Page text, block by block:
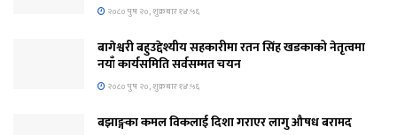
२०८० पुष २०, शुक्रबार १४:५६
बागेश्वरी बहुउद्देश्यीय सहकारीमा रतन सिंह खडकाको नेतृत्वमा
नयाँ कार्यसमिति सर्वसम्मत चयन
२०८० पुष २०, शुक्रबार १४:५६
बझाङ्गका कमल विकलाई दिशा गराएर लागु औषध बरामद